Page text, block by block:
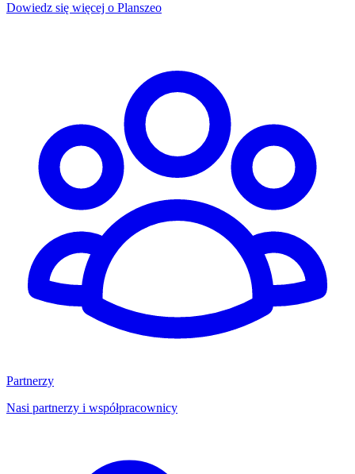
Dowiedz się więcej o Planszeo
Partnerzy
Nasi partnerzy i współpracownicy